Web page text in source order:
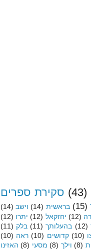
(43) סקירת ספרים
(15) בראשית (14) וישב (14)
(12) יחזקאל (12) יתרו (12)
(12) בהעלותך (11) בלק (11)
(10) קדושים (10) ראה (10)
(8) וילך (8) מסעי (8) האזינו